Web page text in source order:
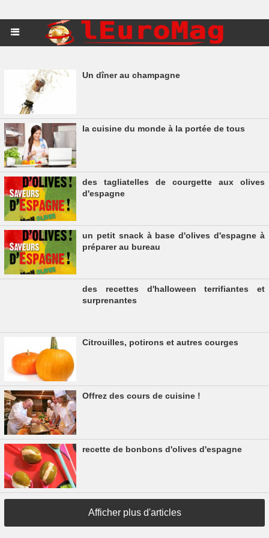
Un dîner au champagne
la cuisine du monde à la portée de tous
des tagliatelles de courgette aux olives
d'espagne
un petit snack à base d'olives d'espagne à
préparer au bureau
des recettes d'halloween terrifiantes et
surprenantes
Citrouilles, potirons et autres courges
Offrez des cours de cuisine !
recette de bonbons d'olives d'espagne
Afficher plus d'articles